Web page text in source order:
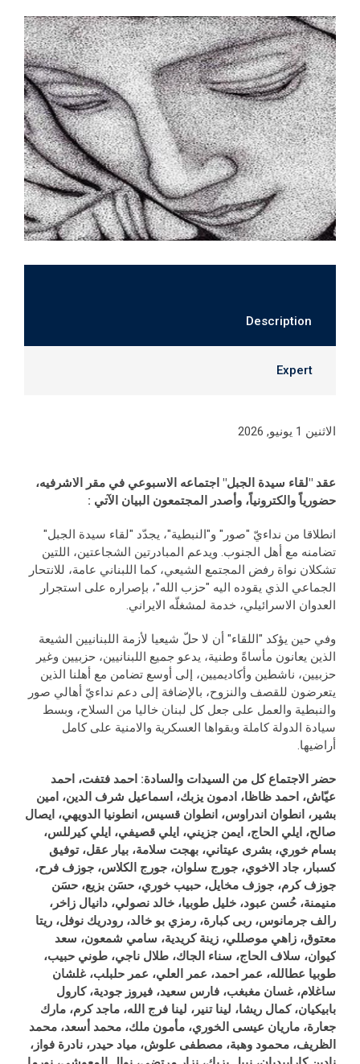
Description
Expert
الاثنين 1 يونيو, 2026
عقد "لقاء سيدة الجبل" اجتماعه الاسبوعي في مقر الاشرفيه،
حضورياً والكترونياً، وأصدر المجتمعون البيان الآتي :
انطلاقا من نداءيّ "صور" و"النبطية"، يجدّد "لقاء سيدة الجبل"
تضامنه مع أهل الجنوب. ويدعم المبادرتين الشجاعتين، اللتين
تشكلان نواة رفض المجتمع الشيعي، كما اللبناني عامة، للانتحار
الجماعي الذي يقوده اليه "حزب الله"، بإصراره على استجرار
العدوان الاسرائيلي، خدمة لمشغلّه الايراني.
وفي حين يؤكد "اللقاء" أن لا حلّ شيعيا لأزمة اللبنانيين الشيعة
الذين يعانون مأساةً وطنية، يدعو جميع اللبنانيين، حزبيين وغير
حزبيين، ناشطين وأكاديميين، إلى أوسع تضامن مع أهلنا الذين
يتعرضون للقصف والنزوح، بالإضافة إلى دعم نداءيّ أهالي صور
والنبطية والعمل على جعل كل لبنان خاليا من السلاح، وبسط
سيادة الدولة كاملة وبقواها العسكرية والامنية على كامل
أراضيها.
حضر الاجتماع كل من السيدات والسادة: احمد فتفت، احمد
عيّاش، احمد ظاظا، ادمون يزبك، اسماعيل شرف الدين، امين
بشير، انطوان اندراوس، انطوان قسيس، انطونيا الدويهي، ايصال
صالح، ايلي الحاج، ايمن جزيني، ايلي قصيفي، ايلي كيرللس،
بسام خوري، بشرى عيتاني، بهجت سلامة، بيار عقل، توفيق
كسبار، جاد الاخوي، جورج سلوان، جورج الكلاس، جوزف فرح،
جوزف كرم، جوزف مخايل، حبيب خوري، حسَن بزيع، حسَن
منيمنة، حُسن عبود، خليل طوبيا، خالد نصولي، دانيال زاخر،
رالف جرمانوس، ربى كبارة، رمزي بو خالد، رودريك نوفل، ريتا
معتوق، زاهي موصللي، زينة كريدية، سامي شمعون، سعد
كيوان، سلاف الحاج، سناء الجاك، طلال ناجي، طوني حبيب،
طوبيا عطالله، عمر احمد، عمر العلي، عمر حلبلب، غلشان
ساغلام، غسان مغبغب، فارس سعيد، فيروز جودية، كارول
بابيكيان، كمال ريشا، لينا تنير، لينا فرج الله، ماجد كرم، مارك
جعارة، ماريان عيسى الخوري، مأمون ملك، محمد أسعد، محمد
الظريف، محمود وهبة، مصطفى علوش، مياد حيدر، نادرة فواز،